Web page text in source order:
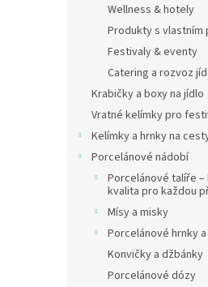
Wellness & hotely
Produkty s vlastním
Festivaly & eventy
Catering a rozvoz
Krabičky a boxy na jídlo
Vratné kelímky pro
Kelímky a hrnky na
Porcelánové nádobí
Porcelánové talíře –
kvalita pro každou
Mísy a misky
Porcelánové hrnky
Konvičky a džbánky
Porcelánové dózy